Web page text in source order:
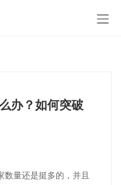
办？如何突破
数量还是挺多的，并且